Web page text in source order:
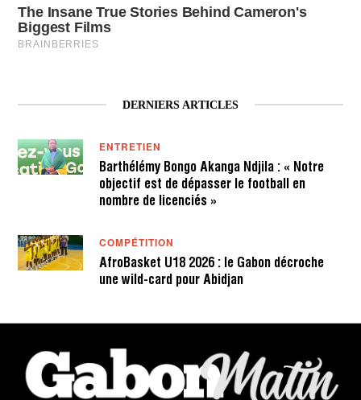
DERNIERS ARTICLES
ENTRETIEN
Barthélémy Bongo Akanga Ndjila : « Notre
objectif est de dépasser le football en
nombre de licenciés »
COMPÉTITION
AfroBasket U18 2026 : le Gabon décroche
une wild-card pour Abidjan